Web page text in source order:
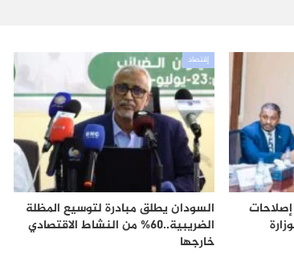
إقتصاد
السودان يطلق مبادرة لتوسيع المظلة
الضريبية..60% من النشاط الاقتصادي
خارجها